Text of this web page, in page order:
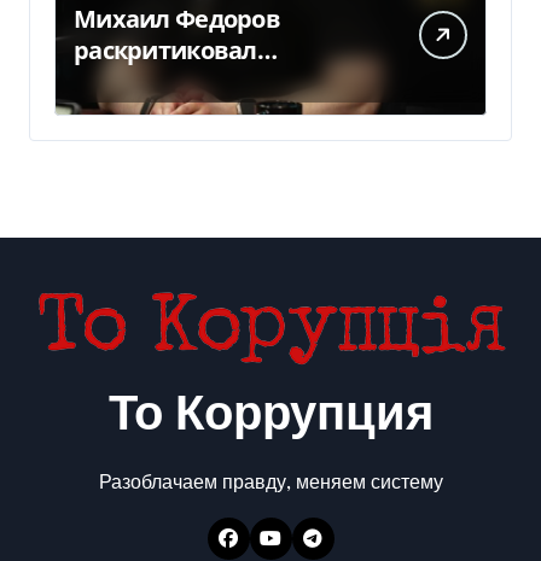
Михаил Федоров
раскритиковал
отсутствие министра
обороны — видео
То Коррупция
Разоблачаем правду, меняем систему